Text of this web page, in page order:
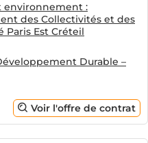
environnement :
des Collectivités et des
Paris Est Créteil
Durable –
Voir l'offre de contrat